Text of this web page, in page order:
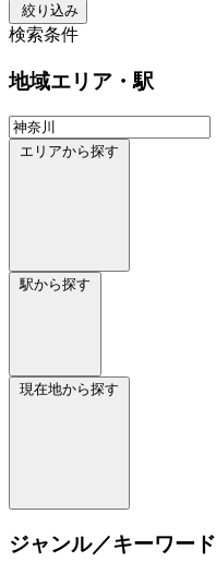
絞り込み
検索条件
地域エリア・駅
エリアから探す
駅から探す
現在地から探す
ジャンル／キーワード